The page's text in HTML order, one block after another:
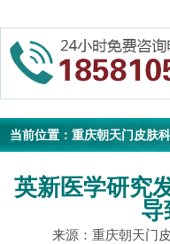
当前位置：重庆朝天门皮肤
英新医学研究
导
来源：重庆朝天门